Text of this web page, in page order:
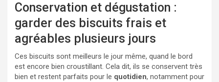
Conservation et dégustation :
garder des biscuits frais et
agréables plusieurs jours
Ces biscuits sont meilleurs le jour même, quand le bord
est encore bien croustillant. Cela dit, ils se conservent très
bien et restent parfaits pour le quotidien, notamment pour